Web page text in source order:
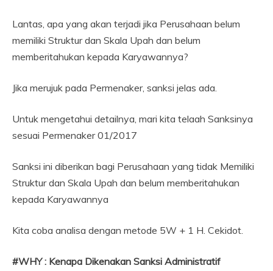
Lantas, apa yang akan terjadi jika Perusahaan belum
memiliki Struktur dan Skala Upah dan belum
memberitahukan kepada Karyawannya?
Jika merujuk pada Permenaker, sanksi jelas ada.
Untuk mengetahui detailnya, mari kita telaah Sanksinya
sesuai Permenaker 01/2017
Sanksi ini diberikan bagi Perusahaan yang tidak Memiliki
Struktur dan Skala Upah dan belum memberitahukan
kepada Karyawannya
Kita coba analisa dengan metode 5W + 1 H. Cekidot.
#WHY : Kenapa Dikenakan Sanksi Administratif